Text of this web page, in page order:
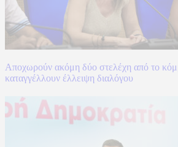
Αποχωρούν ακόμη δύο στελέχη από το
καταγγέλλουν έλλειψη διαλόγου